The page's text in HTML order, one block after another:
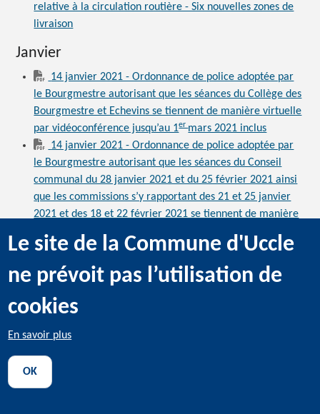
relative à la circulation routière - Six nouvelles zones de
livraison
Janvier
14 janvier 2021 - Ordonnance de police adoptée par
le Bourgmestre autorisant que les séances du Collège des
Bourgmestre et Echevins se tiennent de manière virtuelle
par vidéoconférence jusqu’au 1er mars 2021 inclus
14 janvier 2021 - Ordonnance de police adoptée par
le Bourgmestre autorisant que les séances du Conseil
communal du 28 janvier 2021 et du 25 février 2021 ainsi
que les commissions s’y rapportant des 21 et 25 janvier
2021 et des 18 et 22 février 2021 se tiennent de manière
administratifs soient transmis par la voie électronique
aux conseillers communaux
2020
Les ordonnances de police
Décembre
10 décembre 2020 - Ordonnance de police
Le site de la Commune d'Uccle
ne prévoit pas l’utilisation de
cookies
En savoir plus
OK